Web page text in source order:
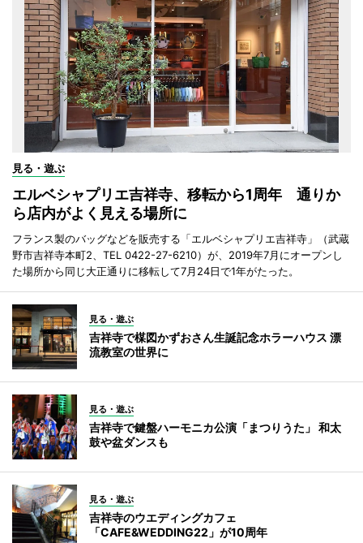
見る・遊ぶ
エルベシャプリエ吉祥寺、移転から1周年 通りか
ら店内がよく見える場所に
フランス製のバッグなどを販売する「エルベシャプリエ吉祥寺」（武蔵
野市吉祥寺本町2、TEL 0422-27-6210）が、2019年7月にオープンし
た場所から同じ大正通りに移転して7月24日で1年がたった。
見る・遊ぶ
吉祥寺で楳図かずおさん生誕記念ホラーハウス 漂
流教室の世界に
見る・遊ぶ
吉祥寺で鍵盤ハーモニカ公演「まつりうた」 和太
鼓や盆ダンスも
見る・遊ぶ
吉祥寺のウエディングカフェ
「CAFE&WEDDING22」が10周年